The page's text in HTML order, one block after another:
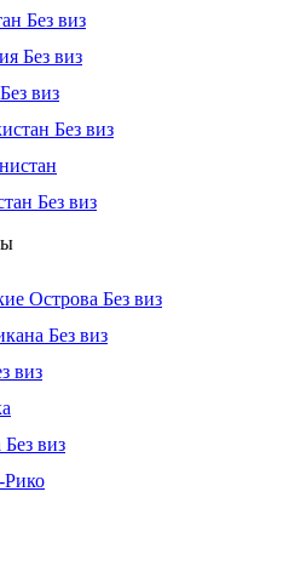
Без виз
Без виз
Без виз
Без виз
Без виз
Острова Без виз
Без виз
виз
Без виз
Рико